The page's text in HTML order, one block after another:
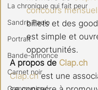
La chronique qui fait peur
Sandro Paulo
Portrait
Bande-annonce
Carnet noir
Communiqué
concours
billets et des
est simple et
opportunités.
A propos de Clap.ch
Clap.ch est une